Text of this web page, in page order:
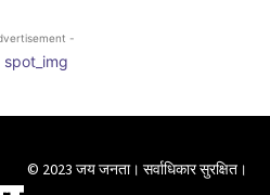
-
© 2023 जय जनता। सर्वाधिकार सुरक्षित।